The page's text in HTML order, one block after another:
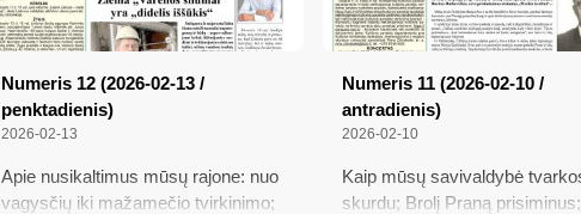
Numeris 12 (2026-02-13 /
penktadienis)
2026-02-13
Apie nusikaltimus mūsų rajone: nuo
vagysčių iki mažamečio tvirkinimo;
Numeris 11 (2026-02-10 /
antradienis)
2026-02-10
Kaip mūsų savivaldybė
skurdu; Brolį Praną prisiminus;